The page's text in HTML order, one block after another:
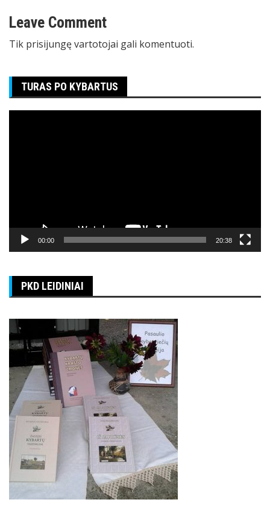
Leave Comment
Tik prisijungęvartotojai gali komentuoti.
TURAS PO KYBARTUS
00:00 20:38
PKD LEIDINIAI